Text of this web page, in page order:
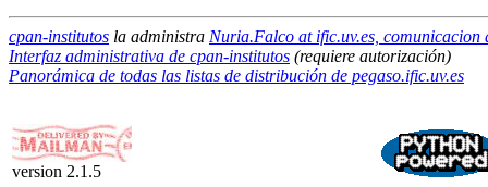
cpan-institutos la administra Nuria.Falco at ific.uv.es, comunicacion
Interfaz administrativa de cpan-institutos (requiere autorización)
Panorámica de todas las listas de distribución de pegaso.ific.uv.es
version 2.1.5